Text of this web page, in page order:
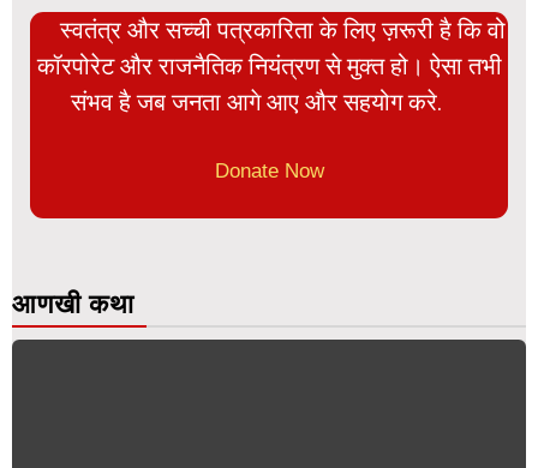
स्वतंत्र और सच्ची पत्रकारिता के लिए ज़रूरी है कि वो
कॉरपोरेट और राजनैतिक नियंत्रण से मुक्त हो। ऐसा तभी
संभव है जब जनता आगे आए और सहयोग करे.
Donate Now
आणखी कथा